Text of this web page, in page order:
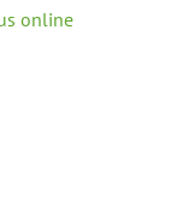
online